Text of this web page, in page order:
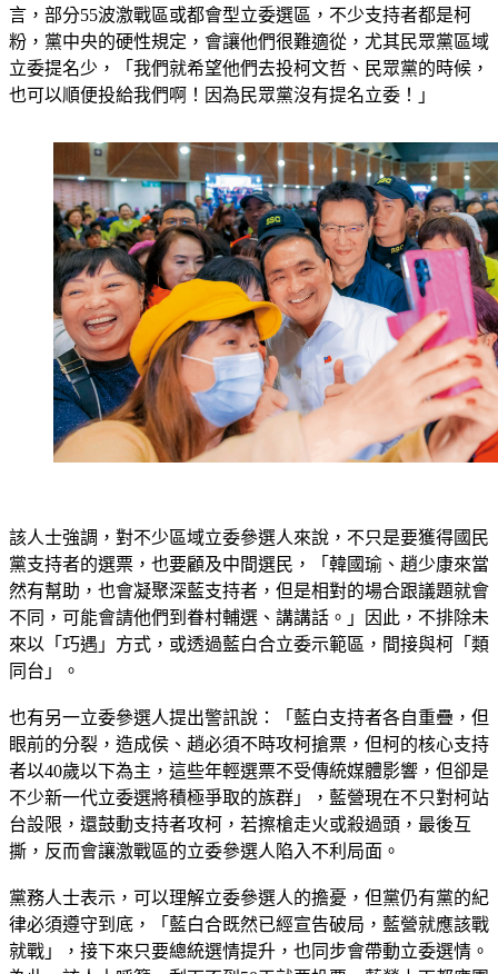
言，部分55波激戰區或都會型立委選區，不少支持者都是柯
粉，黨中央的硬性規定，會讓他們很難適從，尤其民眾黨區域
立委提名少，「我們就希望他們去投柯文哲、民眾黨的時候，
也可以順便投給我們啊！因為民眾黨沒有提名立委！」
該人士強調，對不少區域立委參選人來說，不只是要獲得國民
黨支持者的選票，也要顧及中間選民，「韓國瑜、趙少康來當
然有幫助，也會凝聚深藍支持者，但是相對的場合跟議題就會
不同，可能會請他們到眷村輔選、講講話。」因此，不排除未
來以「巧遇」方式，或透過藍白合立委示範區，間接與柯「類
同台」。
也有另一立委參選人提出警訊說：「藍白支持者各自重疊，但
眼前的分裂，造成侯、趙必須不時攻柯搶票，但柯的核心支持
者以40歲以下為主，這些年輕選票不受傳統媒體影響，但卻是
不少新一代立委選將積極爭取的族群」，藍營現在不只對柯站
台設限，還鼓動支持者攻柯，若擦槍走火或殺過頭，最後互
撕，反而會讓激戰區的立委參選人陷入不利局面。
黨務人士表示，可以理解立委參選人的擔憂，但黨仍有黨的紀
律必須遵守到底，「藍白合既然已經宣告破局，藍營就應該戰
就戰」，接下來只要總統選情提升，也同步會帶動立委選情。